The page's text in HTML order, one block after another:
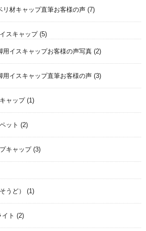
リ材キャップ直筆お客様の声 (7)
スキャップ(5)
用イスキャップお客様の声写真 (2)
用イスキャップ直筆お客様の声 (3)
ャップ(1)
ット (2)
キャップ(3)
うど） (1)
イト (2)